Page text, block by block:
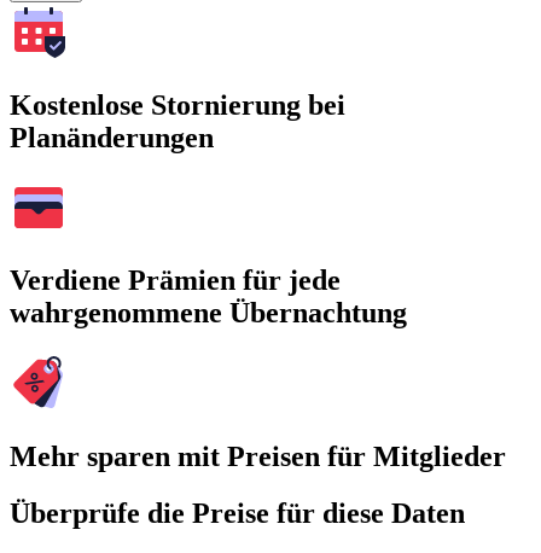
Kostenlose Stornierung bei
Planänderungen
Verdiene Prämien für jede
wahrgenommene Übernachtung
Mehr sparen mit Preisen für Mitglieder
Überprüfe die Preise für diese Daten